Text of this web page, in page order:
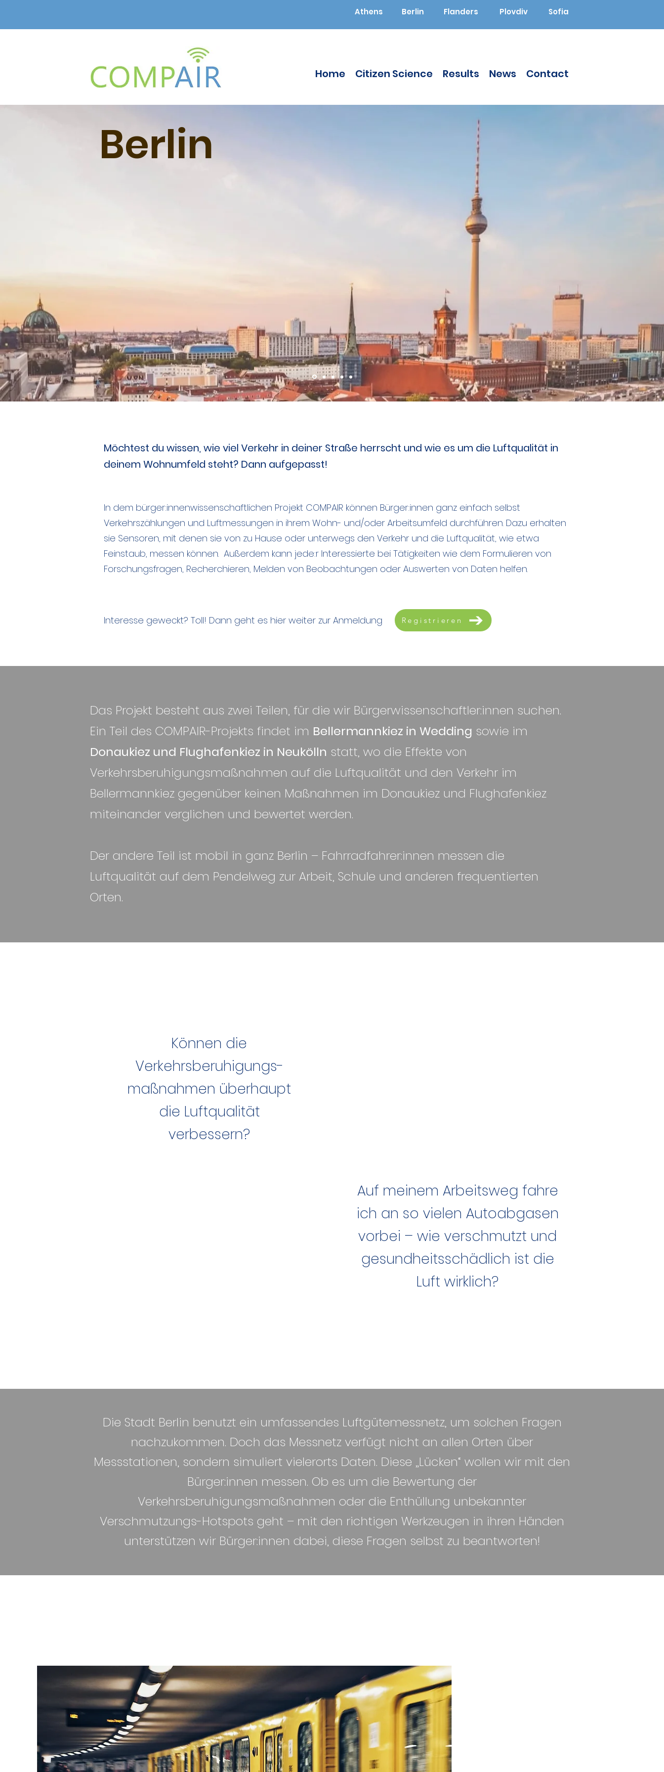
Athens Berlin Flanders Plovdiv Sofia
Home Citizen Science Results News Contact
Berlin
Möchtest du wissen, wie viel Verkehr in deiner Straße herrscht und wie es um die Luftqualität in
deinem Wohnumfeld steht? Dann aufgepasst!
In dem bürger:innenwissenschaftlichen Projekt COMPAIR können Bürger:innen ganz einfach selbst
Verkehrszählungen und Luftmessungen in ihrem Wohn- und/oder Arbeitsumfeld durchführen. Dazu erhalten
sie Sensoren, mit denen sie von zu Hause oder unterwegs den Verkehr und die Luftqualität, wie etwa
Feinstaub, messen können. Außerdem kann jede:r Interessierte bei Tätigkeiten wie dem Formulieren von
Forschungsfragen, Recherchieren, Melden von Beobachtungen oder Auswerten von Daten helfen.
Interesse geweckt? Toll! Dann geht es hier weiter zur Anmeldung Registrieren
Das Projekt besteht aus zwei Teilen, für die wir Bürgerwissenschaftler:innen suchen.
Ein Teil des COMPAIR-Projekts findet im Bellermannkiez in Wedding sowie im
Donaukiez und Flughafenkiez in Neukölln statt, wo die Effekte von
Verkehrsberuhigungsmaßnahmen auf die Luftqualität und den Verkehr im
Bellermannkiez gegenüber keinen Maßnahmen im Donaukiez und Flughafenkiez
miteinander verglichen und bewertet werden.
Der andere Teil ist mobil in ganz Berlin – Fahrradfahrer:innen messen die
Luftqualität auf dem Pendelweg zur Arbeit, Schule und anderen frequentierten
Orten.
Können die
Verkehrsberuhigungs-
maßnahmen überhaupt
die Luftqualität
verbessern?
Auf meinem Arbeitsweg fahre
ich an so vielen Autoabgasen
vorbei – wie verschmutzt und
gesundheitsschädlich ist die
Luft wirklich?
Die Stadt Berlin benutzt ein umfassendes Luftgütemessnetz, um solchen Fragen
nachzukommen. Doch das Messnetz verfügt nicht an allen Orten über
Messstationen, sondern simuliert vielerorts Daten. Diese „Lücken“ wollen wir mit den
Bürger:innen messen. Ob es um die Bewertung der
Verkehrsberuhigungsmaßnahmen oder die Enthüllung unbekannter
Verschmutzungs-Hotspots geht – mit den richtigen Werkzeugen in ihren Händen
unterstützen wir Bürger:innen dabei, diese Fragen selbst zu beantworten!